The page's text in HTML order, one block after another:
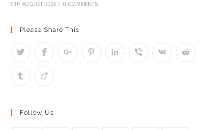
5TH AUGUST 2026 / 0 COMMENTS
Please Share This
Follow Us